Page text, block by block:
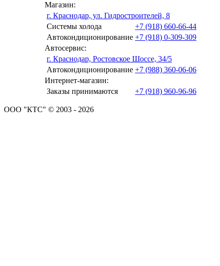
Магазин:
г. Краснодар, ул. Гидростроителей, 8
Системы холода
+7 (918) 660-66-44
Автокондиционирование +7 (918) 0-309-309
Автосервис:
г. Краснодар, Ростовское Шоссе, 34/5
Автокондиционирование +7 (988) 360-06-06
Интернет-магазин:
Заказы принимаются
+7 (918) 960-96-96
ООО "КТС" © 2003 - 2026